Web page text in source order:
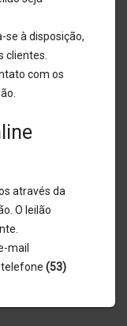
se à disposição,
clientes.
com os
através da
O leilão
mail
(53)